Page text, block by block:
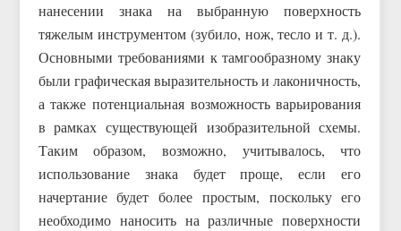
нанесении знака на выбранную поверхность
тяжелым инструментом (зубило, нож, тесло и т. д.).
Основными требованиями к тамгообразному знаку
были графическая выразительность и лаконичность,
а также потенциальная возможность варьирования
в рамках существующей изобразительной схемы.
Таким образом, возможно, учитывалось, что
использование знака будет проще, если его
начертание будет более простым, поскольку его
необходимо наносить на различные поверхности